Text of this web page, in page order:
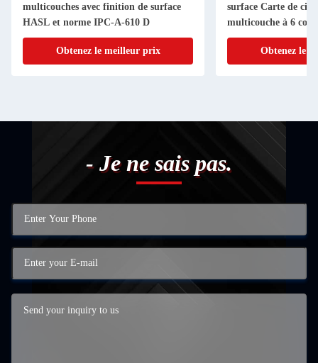
multicouches avec finition de surface
HASL et norme IPC-A-610 D
Obtenez le meilleur prix
surface Carte de
multicouche à 6
Obtenez le
- Je ne sais pas.